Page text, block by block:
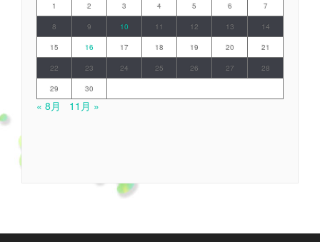
1 2 3 4 5 6 7
8 9 10 11 12 13 14
15 16 17 18 19 20 21
22 23 24 25 26 27 28
29 30
« 8月 11月 »